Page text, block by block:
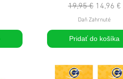
Normálna cena
19,95 € 14,96 €
Daň Zahrnuté
Pridať do košíka